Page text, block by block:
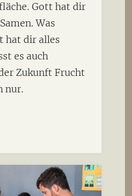
Gott hat dir
Was
hat dir alles
es auch
Zukunft Frucht
nur.